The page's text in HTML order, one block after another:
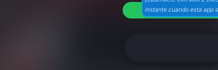
instante cuando esta app